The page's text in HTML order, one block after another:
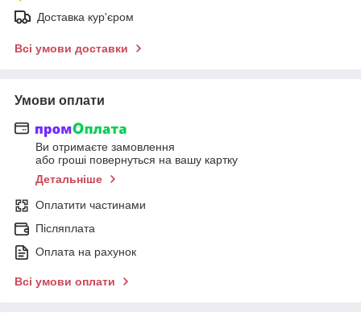
Доставка кур'єром
Всі умови доставки
Умови оплати
Ви отримаєте замовлення
або гроші повернуться на вашу картку
Детальніше
Оплатити частинами
Післяплата
Оплата на рахунок
Всі умови оплати